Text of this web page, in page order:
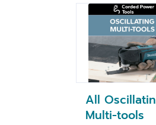
All
Multi-tools